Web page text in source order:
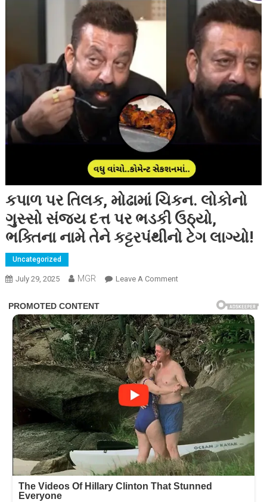
કપાળ પર તિલક, મોઢામાં ચિકન. લોકોનો
ગુસ્સો સંજય દત્ત પર ભડકી ઉઠ્યો,
ભક્તિના નામે તેને કટ્ટરપંથીનો ટેગ લાગ્યો!
Uncategorized
July 29, 2025 MGR Leave A CommentOn
તિલક,
મોઢામાં
ચિકન.
લોકોનો
ગુસ્સો
સંજય
દત્ત
પર
ભડકી
ઉઠ્યો,
ભક્તિના
નામે
તેને